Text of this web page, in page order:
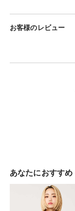
お客様のレビュー
あなたにおすすめ